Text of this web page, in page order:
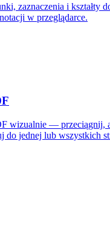
zaznaczenia i
w przeglądarce.
wizualnie — przeciągnij,
do jednej lub wszystkich